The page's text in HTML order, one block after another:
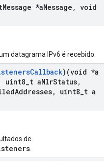
Message *aMessage , void
datagrama IPv6 é recebido.
Callback)(void *a
uint8 t aMlrStatus,
Addresses, uint8 t a
de